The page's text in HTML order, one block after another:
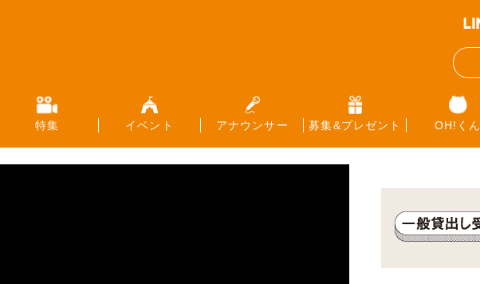
特集 イベント アナウンサー 募集&プレゼント OH!くん